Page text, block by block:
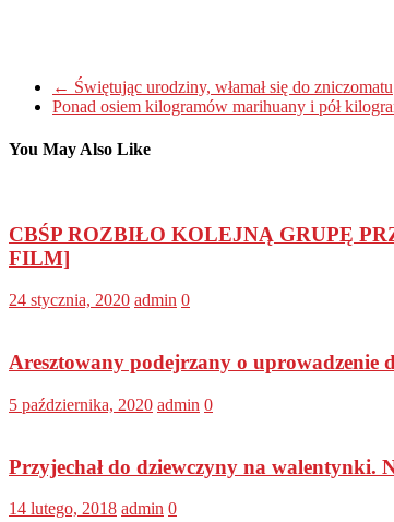
← Świętując urodziny, włamał się do zniczomatu
Ponad osiem kilogramów marihuany i pół
You May Also Like
CBŚP ROZBIŁO KOLEJNĄ GRUPĘ
FILM]
24 stycznia, 2020 admin 0
Aresztowany podejrzany o uprowadzenie
5 października, 2020 admin 0
Przyjechał do dziewczyny na walentynki.
14 lutego, 2018 admin 0